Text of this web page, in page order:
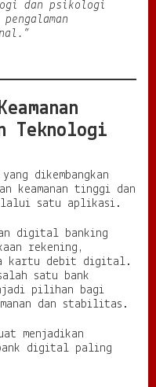
dan psikologi
Teknologi
dikembangkan
keamanan tinggi dan
satu aplikasi.
digital banking
rekening,
kartu debit digital.
satu bank
pilihan bagi
dan stabilitas.
menjadikan
digital paling